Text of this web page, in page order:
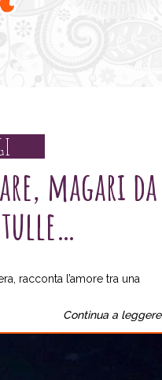
magari da
racconta l’amore tra una
Continua a leggere